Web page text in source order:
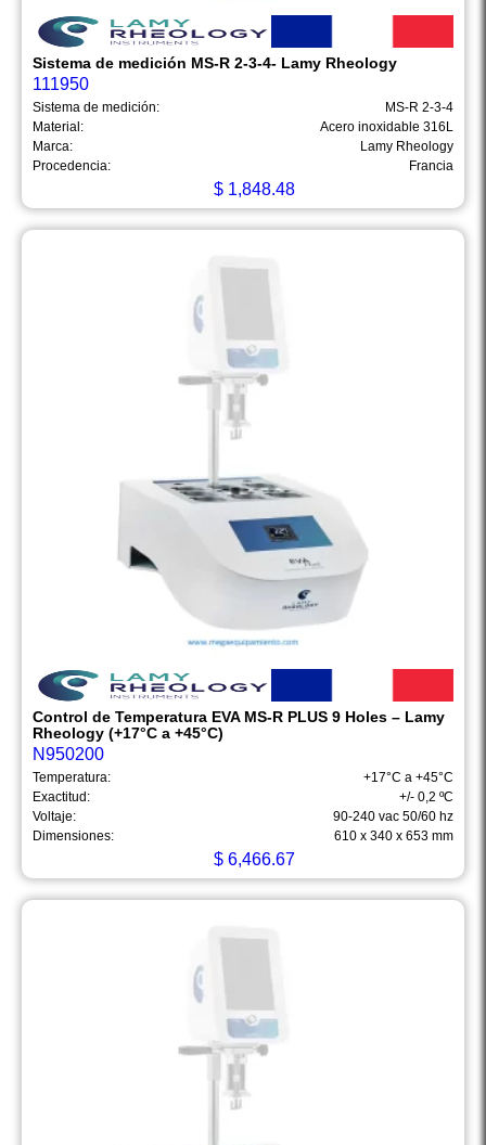
Sistema de medición MS-R 2-3-4- Lamy Rheology
111950
Sistema de medición:
MS-R 2-3-4
Material:
Acero inoxidable 316L
Marca:
Lamy Rheology
Procedencia:
Francia
$1,848.48
Control de Temperatura EVA MS-R PLUS 9 Holes – Lamy
Rheology (+17°C a +45°C)
N950200
Temperatura:
+17°C a +45°C
Exactitud:
+/- 0,2 ºC
Voltaje:
90-240 vac 50/60 hz
Dimensiones:
610 x 340 x 653 mm
$6,466.67